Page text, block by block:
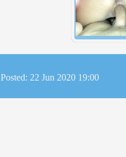
Posted: 22 Jun 2020 19:00